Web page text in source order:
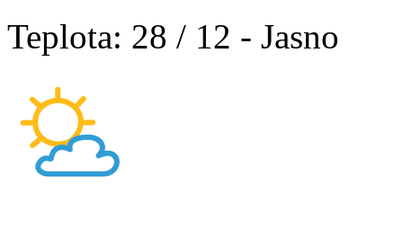
Teplota: 28 / 12 - Jasno